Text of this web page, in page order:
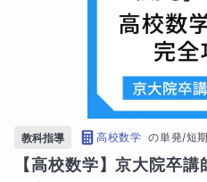
教科指導 高校数学 の単発/短
【高校数学】京大院卒